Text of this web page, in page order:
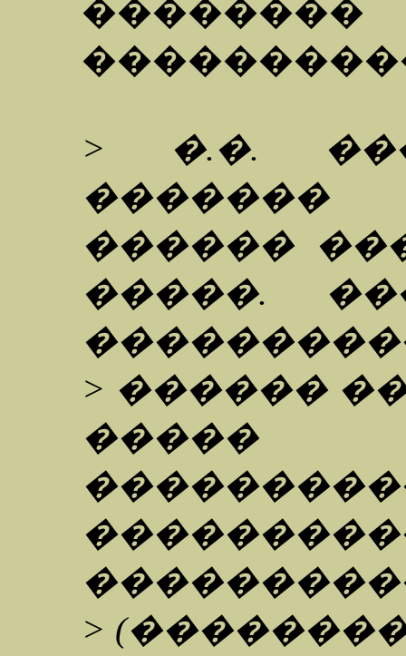
> �.�.
������
�����.
> ������
�����
>